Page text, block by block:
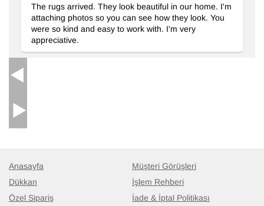
El Dokuma Vintage Halı
132 cm x 203 cm
The rugs arrived. They look beautiful in our home. I'm
attaching photos so you can see how they look. You
were so kind and easy to work with. I'm very
appreciative.
Anasayfa
Dükkan
Özel Sipariş
Müşteri Görüşleri
İşlem Rehberi
İade & İptal Politikası